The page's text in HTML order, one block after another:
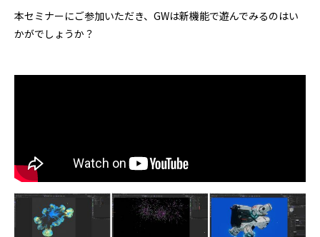
本セミナーにご参加いただき、GWは新機能で遊んでみるのはい
かがでしょうか？